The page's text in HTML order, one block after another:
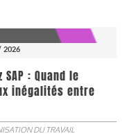
2026
: Quand le
inégalités entre
DU TRAVAIL